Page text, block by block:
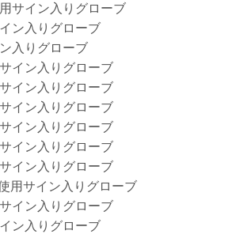
サイン入りグローブ
ン入りグローブ
入りグローブ
イン入りグローブ
イン入りグローブ
イン入りグローブ
イン入りグローブ
イン入りグローブ
イン入りグローブ
用サイン入りグローブ
イン入りグローブ
ン入りグローブ